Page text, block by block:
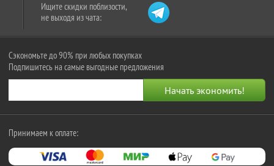
Ищите скидки поблизости,
не выходя из чата:
Сэкономьте до 90% при любых покупках
Подпишитесь на самые выгодные предложения
Принимаем к оплате: